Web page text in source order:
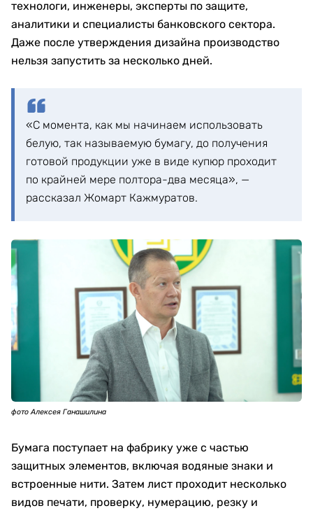
технологи, инженеры, эксперты по защите,
аналитики и специалисты банковского сектора.
Даже после утверждения дизайна производство
нельзя запустить за несколько дней.
«С момента, как мы начинаем использовать
белую, так называемую бумагу, до получения
готовой продукции уже в виде купюр проходит
по крайней мере полтора-два месяца», —
рассказал Жомарт Кажмуратов.
фото Алексея Ганашилина
Бумага поступает на фабрику уже с частью
защитных элементов, включая водяные знаки и
встроенные нити. Затем лист проходит несколько
видов печати, проверку, нумерацию, резку и